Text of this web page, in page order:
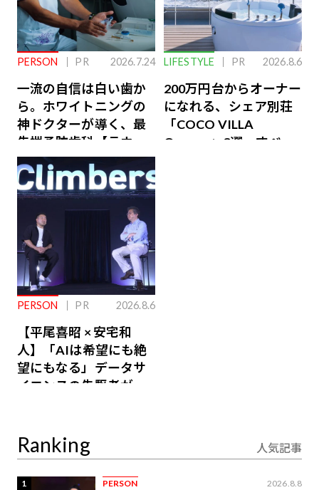
PERSON PR 2026.7.24
一流の自信は白い歯か
ら。ホワイトニングの
神ドクターが導く、最
先端予防歯科【ラウン
ジ会員特典あり】
LIFESTYLE PR 2026.8.6
200万円台からオーナー
になれる、シェア別荘
「COCO VILLA
Owners」3選。すべて
PERSON PR 2026.8.6
【平尾喜昭 × 安宅和
人】「AIは希望にも絶
望にもなる」データサ
イエンスの先駆者が語
Ranking 人気記事
1 PERSON 2026.8.8